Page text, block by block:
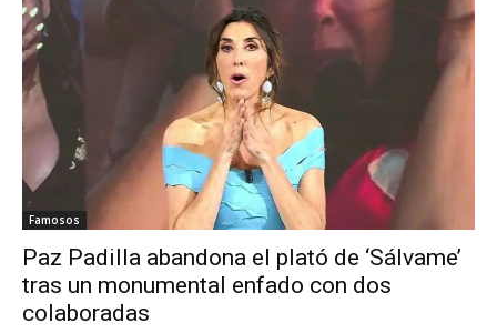
Famosos
Paz Padilla abandona el plató de ‘Sálvame’
tras un monumental enfado con dos
colaboradas